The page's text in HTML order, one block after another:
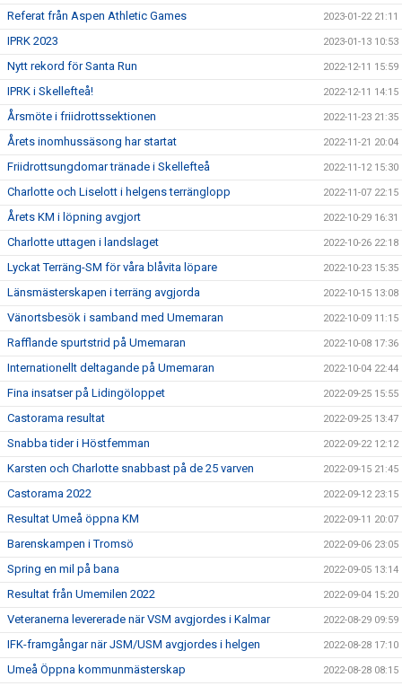
Referat från Aspen Athletic Games 2023-01-22 21:11
IPRK 2023 2023-01-13 10:53
Nytt rekord för Santa Run 2022-12-11 15:59
IPRK i Skellefteå! 2022-12-11 14:15
Årsmöte i friidrottssektionen 2022-11-23 21:35
Årets inomhussäsong har startat 2022-11-21 20:04
Friidrottsungdomar tränade i Skellefteå 2022-11-12 15:30
Charlotte och Liselott i helgens terränglopp 2022-11-07 22:15
Årets KM i löpning avgjort 2022-10-29 16:31
Charlotte uttagen i landslaget 2022-10-26 22:18
Lyckat Terräng-SM för våra blåvita löpare 2022-10-23 15:35
Länsmästerskapen i terräng avgjorda 2022-10-15 13:08
Vänortsbesök i samband med Umemaran 2022-10-09 11:15
Rafflande spurtstrid på Umemaran 2022-10-08 17:36
Internationellt deltagande på Umemaran 2022-10-04 22:44
Fina insatser på Lidingöloppet 2022-09-25 15:55
Castorama resultat 2022-09-25 13:47
Snabba tider i Höstfemman 2022-09-22 12:12
Karsten och Charlotte snabbast på de 25 varven 2022-09-15 21:45
Castorama 2022 2022-09-12 23:15
Resultat Umeå öppna KM 2022-09-11 20:07
Barenskampen i Tromsö 2022-09-06 23:05
Spring en mil på bana 2022-09-05 13:14
Resultat från Umemilen 2022 2022-09-04 15:20
Veteranerna levererade när VSM avgjordes i Kalmar 2022-08-29 09:59
IFK-framgångar när JSM/USM avgjordes i helgen 2022-08-28 17:10
Umeå Öppna kommunmästerskap 2022-08-28 08:15